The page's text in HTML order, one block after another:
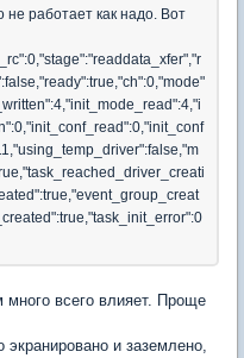
работает как надо. Вот
много всего влияет. Проще
экранировано и заземлено,